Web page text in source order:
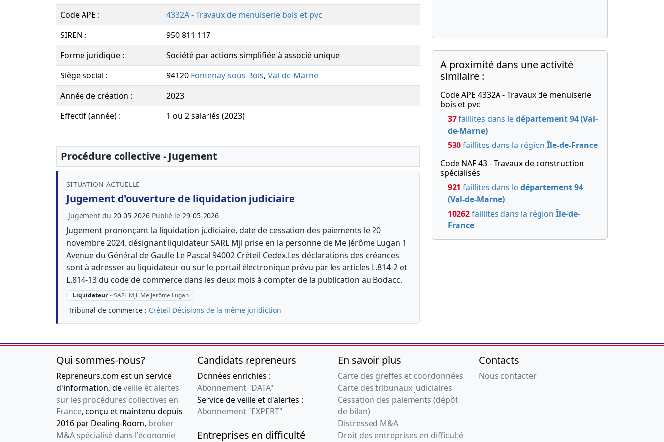
Code APE :
4332A - Travaux de menuiserie bois et pvc
SIREN :
950 811 117
Forme juridique :
Société par actions simplifiée à associé unique
Siège social :
94120 Fontenay-sous-Bois, Val-de-Marne
Année de création :
2023
Effectif (année) :
1 ou 2 salariés (2023)
Procédure collective - Jugement
SITUATION ACTUELLE
Jugement d'ouverture de liquidation judiciaire
Jugement du 20-05-2026 Publié le 29-05-2026
Jugement prononçant la liquidation judiciaire, date de cessation des paiements le 20
novembre 2024, désignant liquidateur SARL Mjl prise en la personne de Me Jérôme Lugan 1
Avenue du Général de Gaulle Le Pascal 94002 Créteil Cedex.Les déclarations des créances
sont à adresser au liquidateur ou sur le portail électronique prévu par les articles L.814-2 et
L.814-13 du code de commerce dans les deux mois à compter de la publication au Bodacc.
Liquidateur - SARL Mjl, Me Jérôme Lugan
Tribunal de commerce : Créteil Décisions de la même juridiction
A proximité dans une activité
similaire :
Code APE 4332A - Travaux de menuiserie
bois et pvc
37faillites dans ledépartement 94 (Val-
de-Marne)
530faillites dans la région Île-de-France
Code NAF 43 - Travaux de construction
spécialisés
921 faillites dans ledépartement 94
(Val-de-Marne)
10262faillites dans la région Île-de-
France
Qui sommes-nous?
Repreneurs.com est un service
d'information, deveille et alertes
sur les procédures collectives en
France, conçu et maintenu depuis
2016 par Dealing-Room, broker
M&A spécialisé dans l'économie
Candidats repreneurs
Données enrichies :
Abonnement "DATA"
Service de veille et d'alertes :
Abonnement "EXPERT"
Entreprises en difficulté
En savoir plus
Carte des greffes et coordonnées
Carte des tribunaux judiciaires
Cessation des paiements (dépôt
de bilan)
Distressed M&A
Droit des entreprises en difficulté
Contacts
Nous contacter